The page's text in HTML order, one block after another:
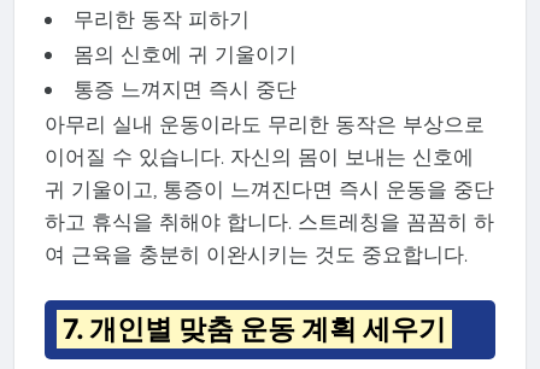
무리한 동작 피하기
몸의 신호에 귀 기울이기
통증 느껴지면 즉시 중단
아무리 실내 운동이라도 무리한 동작은 부상으로
이어질 수 있습니다. 자신의 몸이 보내는 신호에
귀 기울이고, 통증이 느껴진다면 즉시 운동을 중단
하고 휴식을 취해야 합니다. 스트레칭을 꼼꼼히 하
여 근육을 충분히 이완시키는 것도 중요합니다.
7. 개인별 맞춤 운동 계획 세우기